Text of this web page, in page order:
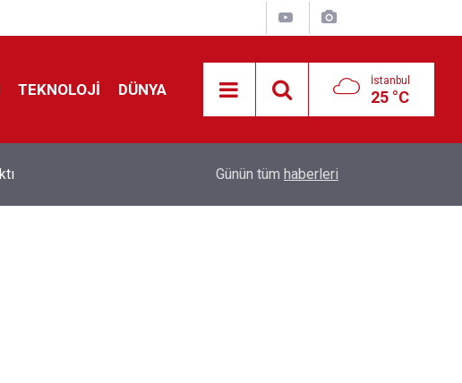
TEKNOLOJİ DÜNYA İstanbul
25 °C
kontrol edecek
Günün tüm haberleri